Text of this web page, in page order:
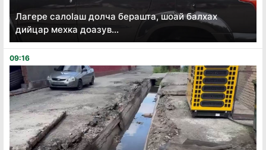
Лагере салоӏаш долча берашта, шоай балхах
дийцар мехка доазув...
09:16